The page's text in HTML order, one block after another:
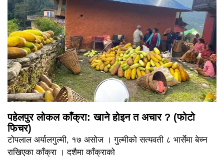
पहेलपुर लोकल काँक्रा: खाने होइन त अचार ? (फोटो
फिचर)
टोपलाल अर्यालगुल्मी, १७ असोज । गुल्मीको सत्यवती ८ भार्सेमा बेच्न
राखिएका काँक्रा । दशैमा काँक्राको